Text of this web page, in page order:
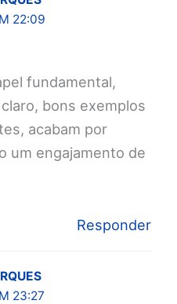
22:09
fundamental,
bons exemplos
acabam por
um engajamento de
Responder
23:27